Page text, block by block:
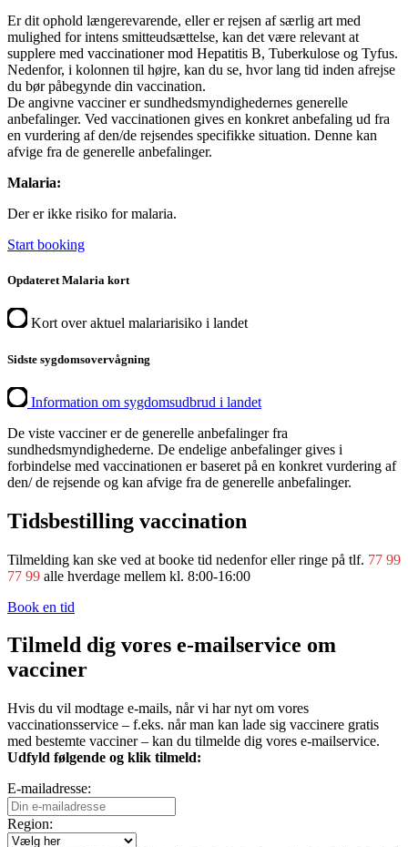
Er dit ophold længerevarende, eller er rejsen af særlig art med
mulighed for intens smitteudsættelse, kan det være relevant at
supplere med vaccinationer mod Hepatitis B, Tuberkulose og Tyfus.
Nedenfor, i kolonnen til højre, kan du se, hvor lang tid inden afrejse
du bør påbegynde din vaccination.
De angivne vacciner er sundhedsmyndighedernes generelle
anbefalinger. Ved vaccinationen gives en konkret anbefaling ud fra
en vurdering af den/de rejsendes specifikke situation. Denne kan
afvige fra de generelle anbefalinger.
Malaria:
Der er ikke risiko for malaria.
Start booking
Opdateret Malaria kort
Kort over aktuel malariarisiko i landet
Sidste sygdomsovervågning
Information om sygdomsudbrud i landet
De viste vacciner er de generelle anbefalinger fra
sundhedsmyndighederne. De endelige anbefalinger gives i
forbindelse med vaccinationen er baseret på en konkret vurdering af
den/ de rejsende og kan afvige fra de generelle anbefalinger.
Tidsbestilling vaccination
Tilmelding kan ske ved at booke tid nedenfor eller ringe på tlf. 77 99
77 99 alle hverdage mellem kl. 8:00-16:00
Book en tid
Tilmeld dig vores e-mailservice om
vacciner
Hvis du vil modtage e-mails, når vi har nyt om vores
vaccinationsservice – f.eks. når man kan lade sig vaccinere gratis
med bestemte vacciner – kan du tilmelde dig vores e-mailservice.
Udfyld følgende og klik tilmeld:
E-mailadresse:
Region: